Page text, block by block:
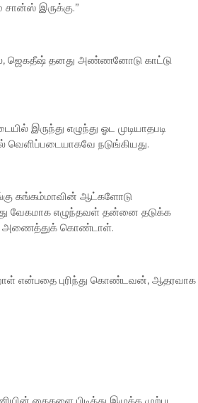
இருக்கு.”
ஜெகதீஷ் தனது அண்ணனோடு காட்டு
எழுந்து ஓட முடியாதபடி
நடுங்கியது.
கங்கம்மாவின் ஆட்களோடு
வேகமாக எழுந்தவள் தன்னை தடுக்க
அணைத்துக் கொண்டாள்.
என்பதை புரிந்து கொண்டவன், ஆதரவாக